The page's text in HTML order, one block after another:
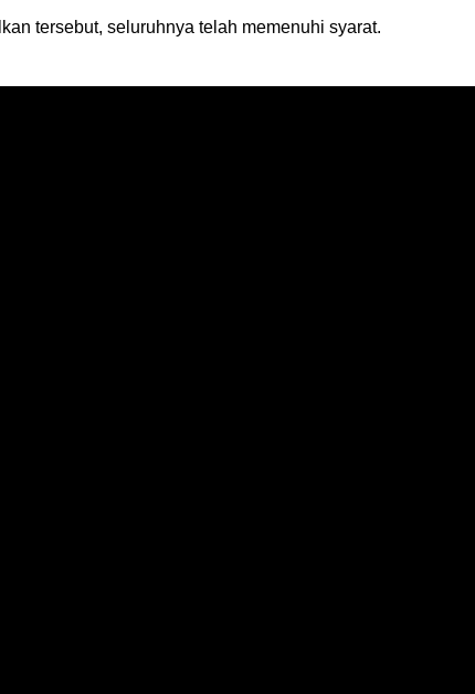
tersebut, seluruhnya telah memenuhi syarat.